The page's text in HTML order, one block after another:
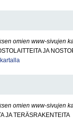
omien www-sivujen
JA
omien www-sivujen
JA TERÄSRAKENTEITA